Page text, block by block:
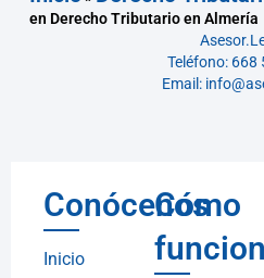
en Derecho Tributario en Almería
Teléfono: 668
Email:
Conócenos
Inicio
Cómo